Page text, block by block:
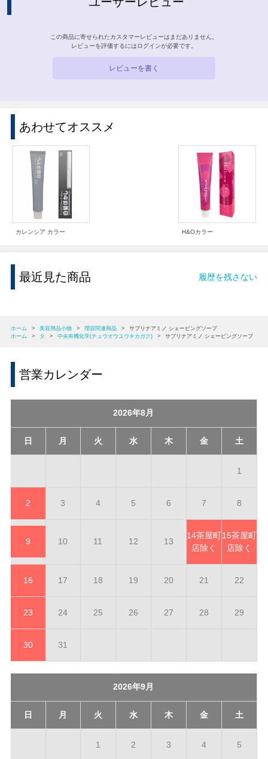
この商品に寄せられたカスタマーレビューはまだありません。
レビューを評価するには ログインが必要です。
レビューを書く
あわせてオススメ
カレンシア カラー H&Oカラー
最近見た商品 履歴を残さない
ホーム > 美容用品小物 > 理容関連商品 >
サブリナアミノ シェービングソープ
ホーム
> タ > 中央有機化学(チュウオウユウキカガク) > サブリナアミノ シェービングソープ
営業カレンダー
2026年8月
日 月 火 水 木 金 土
1
2 3 4 5 6 7 8
9 10 11 12 13
14茶屋町
店除く
15茶屋町
店除く
16 17 18 19 20 21 22
23 24 25 26 27 28 29
30 31
2026年9月
日 月 火 水 木 金 土
1 2 3 4 5